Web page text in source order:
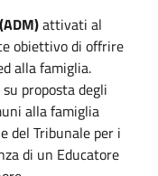
attivati al
obiettivo di offrire
alla famiglia.
proposta degli
alla famiglia
del Tribunale per i
di un Educatore